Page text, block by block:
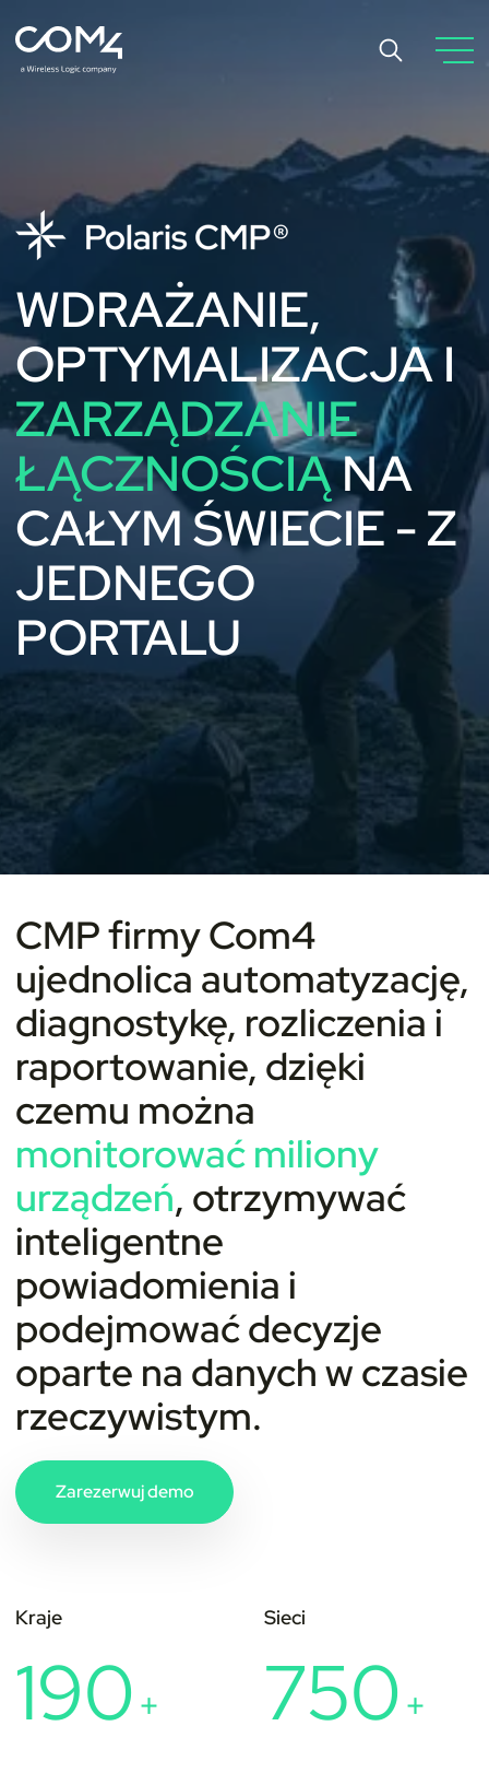
WDRAŻANIE,
OPTYMALIZACJA I
ZARZĄDZANIE
ŁĄCZNOŚCIĄNA
CAŁYM ŚWIECIE - Z
JEDNEGO
PORTALU
CMP firmy Com4
ujednolica automatyzację,
diagnostykę, rozliczenia i
raportowanie, dzięki
czemu można
monitorować miliony
urządzeń, otrzymywać
inteligentne
powiadomienia i
podejmować decyzje
oparte na danych w czasie
rzeczywistym.
Zarezerwuj demo
Kraje
190+
Sieci
750+